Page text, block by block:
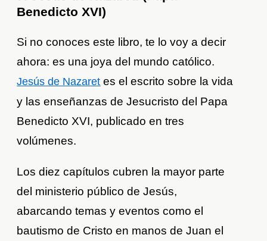
Benedicto XVI)
Si no conoces este libro, te lo voy a decir
ahora: es una joya del mundo católico.
Jesús de Nazaret es el escrito sobre la vida
y las enseñanzas de Jesucristo del Papa
Benedicto XVI, publicado en tres
volúmenes.
Los diez capítulos cubren la mayor parte
del ministerio público de Jesús,
abarcando temas y eventos como el
bautismo de Cristo en manos de Juan el